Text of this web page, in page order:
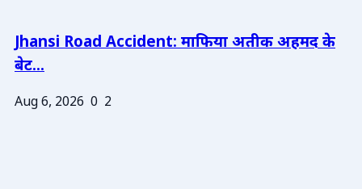
Jhansi Road Accident: माफिया अतीक अहमद के
बेट...
Aug 6, 2026 0 2